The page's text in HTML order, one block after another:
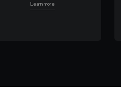
Learn more